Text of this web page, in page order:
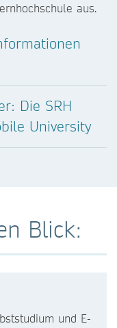
aus.
Die SRH
University
Blick:
und E-